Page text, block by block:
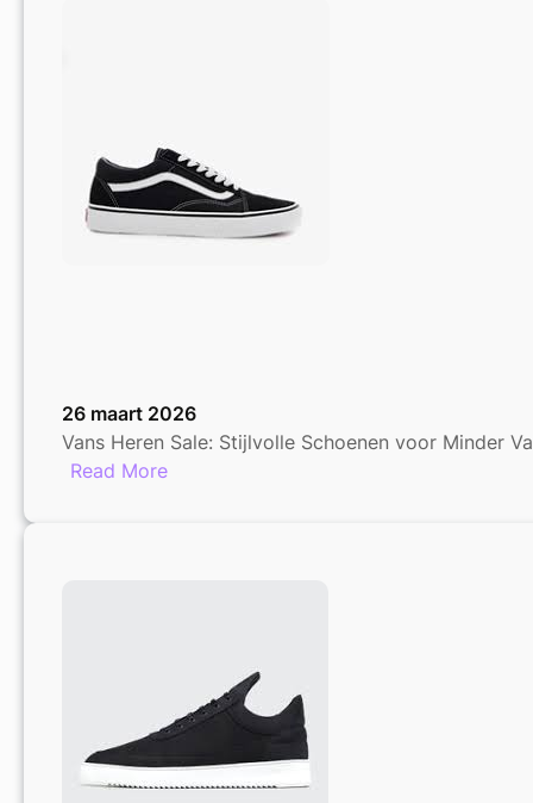
Feestdagen
26 maart 2026
Vans Heren Sale: Stijlvolle Schoenen voor Minder
Read More: